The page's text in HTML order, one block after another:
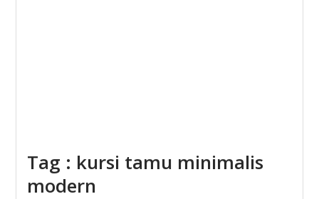
Tag : kursi tamu minimalis
modern